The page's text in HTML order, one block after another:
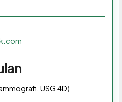
USG 4D)